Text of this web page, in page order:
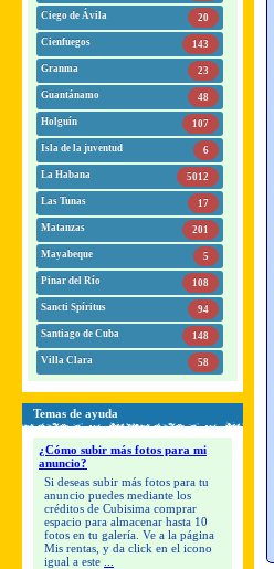
20
Ciego de Ávila
143
Cienfuegos
23
Granma
48
Guantánamo
107
Holguín
6
Isla de la juventud
5012
La Habana
17
Las Tunas
201
Matanzas
5
Mayabeque
108
Pinar del Río
94
Sancti Spíritus
148
Santiago de Cuba
58
Villa Clara
Temas de ayuda
¿Cómo subir más fotos para mi
anuncio?
Si deseas subir más fotos para tu
anuncio puedes mediante los
créditos de Cubisima comprar
espacio para almacenar hasta 10
fotos en tu galería. Ve a la página
Mis rentas, y da click en el icono
igual a este